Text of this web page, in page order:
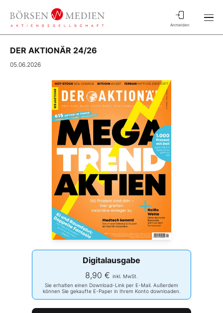
Anmelden
DER AKTIONÄR 24/26
05.06.2026
Digitalausgabe
8,90 € inkl. MwSt.
Sie erhalten einen Download-Link per E-Mail. Außerdem
können Sie gekaufte E-Paper in Ihrem Konto downloaden.